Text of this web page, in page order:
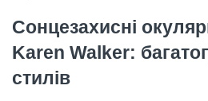
Сонцезахисні
Karen Walker:
стилів